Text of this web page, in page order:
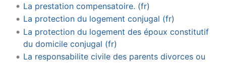
La prestation compensatoire. (fr)
La protection du logement conjugal (fr)
La protection du logement des époux constitutif
du domicile conjugal (fr)
La responsabilite civile des parents divorces ou